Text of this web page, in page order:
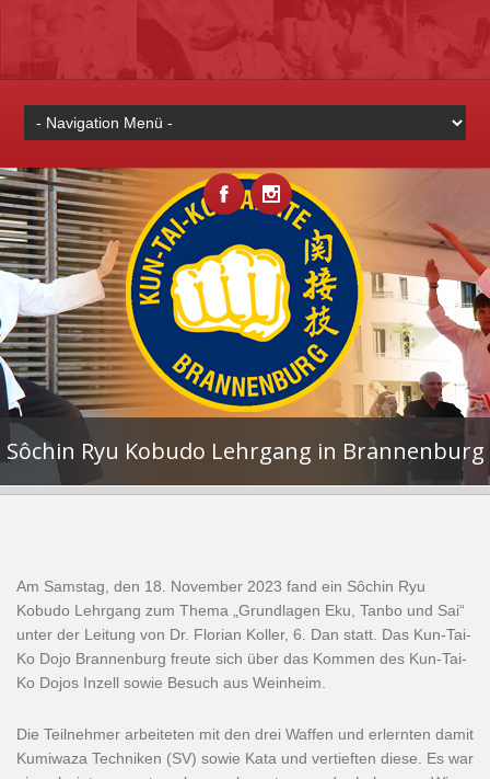
Sôchin Ryu Kobudo Lehrgang in Brannenburg
Am Samstag, den 18. November 2023 fand ein Sôchin Ryu
Kobudo Lehrgang zum Thema „Grundlagen Eku, Tanbo und Sai“
unter der Leitung von Dr. Florian Koller, 6. Dan statt. Das Kun-Tai-
Ko Dojo Brannenburg freute sich über das Kommen des Kun-Tai-
Ko Dojos Inzell sowie Besuch aus Weinheim.
Die Teilnehmer arbeiteten mit den drei Waffen und erlernten damit
Kumiwaza Techniken (SV) sowie Kata und vertieften diese. Es war